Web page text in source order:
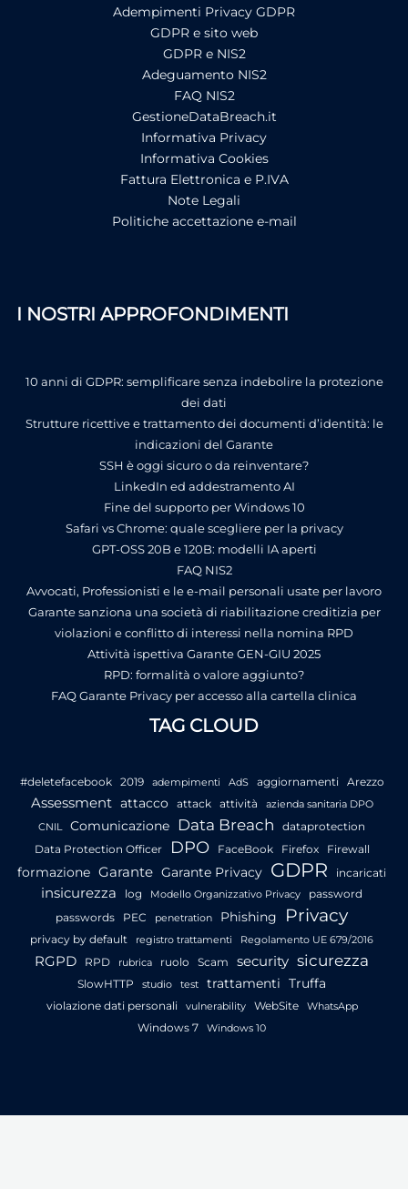
Adempimenti Privacy GDPR
GDPR e sito web
GDPR e NIS2
Adeguamento NIS2
FAQ NIS2
GestioneDataBreach.it
Informativa Privacy
Informativa Cookies
Fattura Elettronica e P.IVA
Note Legali
Politiche accettazione e-mail
I NOSTRI APPROFONDIMENTI
10 anni di GDPR: semplificare senza indebolire la protezione
dei dati
Strutture ricettive e trattamento dei documenti d’identità: le
indicazioni del Garante
SSH è oggi sicuro o da reinventare?
LinkedIn ed addestramento AI
Fine del supporto per Windows 10
Safari vs Chrome: quale scegliere per la privacy
GPT-OSS 20B e 120B: modelli IA aperti
FAQ NIS2
Avvocati, Professionisti e le e-mail personali usate per lavoro
Garante sanziona una società di riabilitazione creditizia per
violazioni e conflitto di interessi nella nomina RPD
Attività ispettiva Garante GEN-GIU 2025
RPD: formalità o valore aggiunto?
FAQ Garante Privacy per accesso alla cartella clinica
TAG CLOUD
#deletefacebook 2019 adempimenti AdS aggiornamenti Arezzo
Assessment attacco attack attività
azienda sanitaria DPO
CNIL
Comunicazione Data Breach
dataprotection
Data Protection Officer
DPO FaceBook Firefox Firewall
formazione Garante Garante Privacy GDPR incaricati
insicurezza log Modello Organizzativo Privacy
password
passwords
PEC penetration Phishing Privacy
privacy by default registro trattamenti Regolamento UE 679/2016
RGPD RPD rubrica ruolo Scam security sicurezza
SlowHTTP studio test trattamenti Truffa
violazione dati personali vulnerability WebSite WhatsApp
Windows 7 Windows 10